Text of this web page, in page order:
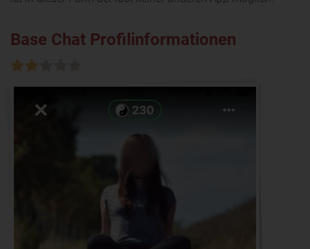
Base Chat Profilinformationen